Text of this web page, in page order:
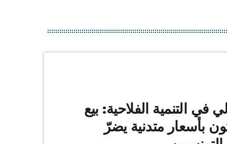
في التنمية الفلاحية: بيع
بأسعار متدنية يضرّ